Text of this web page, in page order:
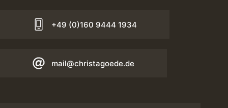
+49 (0)160 9444 1934
mail@christagoede.de